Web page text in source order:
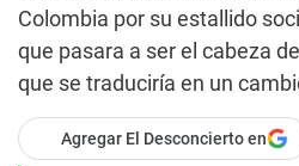
Colombia por su estallido
que pasara a ser el cabeza
que se traduciría en un
Agregar El Desconcierto en